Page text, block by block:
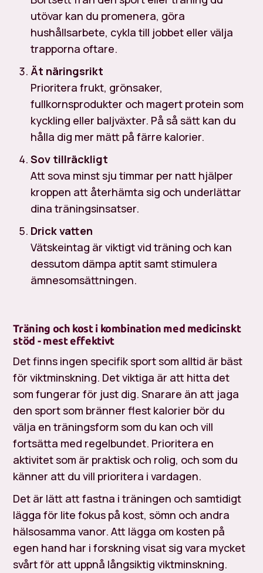
utövar kan du promenera, göra
hushållsarbete, cykla till jobbet eller välja
trapporna oftare.
Ät näringsrikt
Prioritera frukt, grönsaker,
fullkornsprodukter och magert protein som
kyckling eller baljväxter. På så sätt kan du
hålla dig mer mätt på färre kalorier.
Sov tillräckligt
Att sova minst sju timmar per natt hjälper
kroppen att återhämta sig och underlättar
dina träningsinsatser.
Drick vatten
Vätskeintag är viktigt vid träning och kan
dessutom dämpa aptit samt stimulera
ämnesomsättningen.
Träning och kost i kombination med medicinskt
stöd - mest effektivt
Det finns ingen specifik sport som alltid är bäst
för viktminskning. Det viktiga är att hitta det
som fungerar för just dig. Snarare än att jaga
den sport som bränner flest kalorier bör du
välja en träningsform som du kan och vill
fortsätta med regelbundet. Prioritera en
aktivitet som är praktisk och rolig, och som du
känner att du vill prioritera i vardagen.
Det är lätt att fastna i träningen och samtidigt
lägga för lite fokus på kost, sömn och andra
hälsosamma vanor. Att lägga om kosten på
egen hand har i forskning visat sig vara mycket
svårt för att uppnå långsiktig viktminskning.